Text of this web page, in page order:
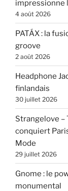
impressionne
4 août 2026
PATÁX : la
groove
2 août 2026
Headphone
finlandais
30 juillet 2026
Strangelove –
conquiert
Mode
29 juillet 2026
Gnome : le
monumental